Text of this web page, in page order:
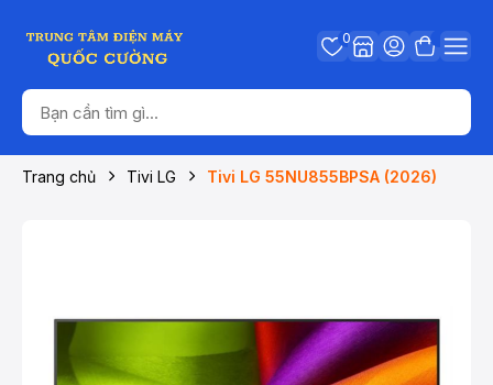
0
Trang chủ Tivi LG Tivi LG 55NU855BPSA (2026)